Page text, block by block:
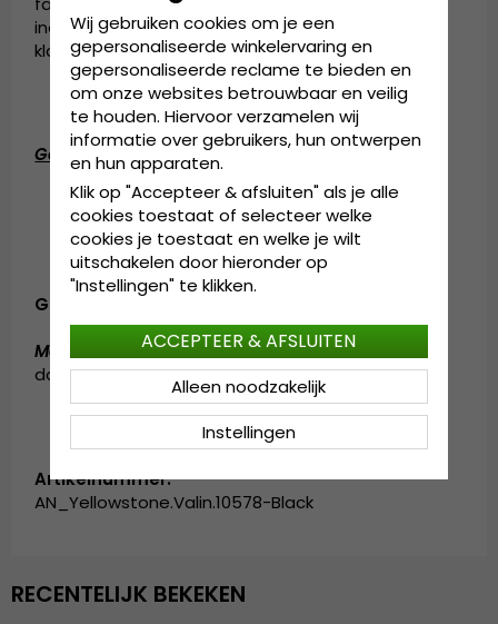
industrie blijft leiden met producten die door
klanten over de hele wereld worden bewonderd.
Gedetailleerde informatie:
Eén maat
De solide cap is aan de achterkant
verstelbaar.
Gemaakt van:
Maattabel:
de cap is verkrijgbaar in één maat, die
door iedereen gedragen kan worden
Artikelnummer:
AN_Yellowstone.Valin.10578-Black
RECENTELIJK BEKEKEN
Wij gebruiken cookies om je een
gepersonaliseerde winkelervaring en
gepersonaliseerde reclame te bieden en
om onze websites betrouwbaar en veilig
te houden. Hiervoor verzamelen wij
informatie over gebruikers, hun ontwerpen
en hun apparaten.
Klik op "Accepteer & afsluiten" als je alle
cookies toestaat of selecteer welke
cookies je toestaat en welke je wilt
uitschakelen door hieronder op
"Instellingen" te klikken.
Instellingen
Alleen noodzakelijk
ACCEPTEER & AFSLUITEN